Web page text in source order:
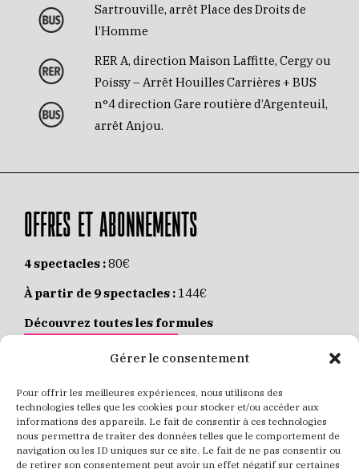
Gérer le consentement
Pour offrir les meilleures expériences, nous utilisons des
technologies telles que les cookies pour stocker et/ou accéder aux
informations des appareils. Le fait de consentir à ces technologies
nous permettra de traiter des données telles que le comportement de
navigation ou les ID uniques sur ce site. Le fait de ne pas consentir ou
de retirer son consentement peut avoir un effet négatif sur certaines
Sartrouville, arrêt Place des Droits de
l’Homme
RER A, direction Maison Laffitte, Cergy ou
Poissy – Arrêt Houilles Carrières + BUS
n°4 direction Gare routière d’Argenteuil,
arrêt Anjou.
OFFRES ET ABONNEMENTS
4 spectacles :80€
À partir de 9 spectacles : 144€
Découvrez toutes les formules
JE M’ABONNE EN LIGNE
Places individuelles :de 8 à 35€
Achetez vos places
JE RÉSERVE MES PLACES